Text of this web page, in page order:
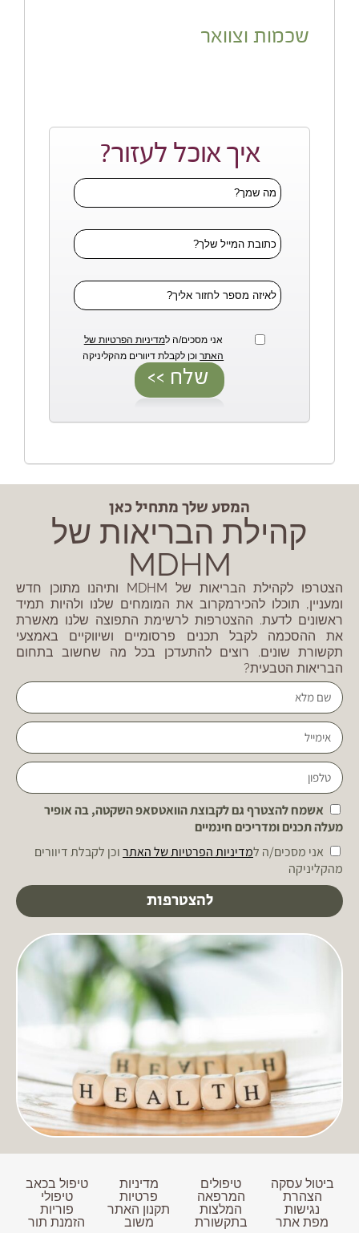
שכמות וצוואר
איך אוכל לעזור?
אני מסכים/ה למדיניות הפרטיות של
האתרוכן לקבלת דיוורים מהקליניקה
המסע שלך מתחיל כאן
קהילת הבריאות של
MDHM
הצטרפו לקהילת הבריאות של MDHM ותיהנו מתוכן חדש
ומעניין, תוכלו להכירמקרוב את המומחים שלנו ולהיות תמיד
ראשונים לדעת. ההצטרפות לרשימת התפוצה שלנו מאשרת
את ההסכמה לקבל תכנים פרסומיים ושיווקיים באמצעי
תקשורת שונים. רוצים להתעדכן בכל מה שחשוב בתחום
הבריאות הטבעית?
אשמח להצטרף גם לקבוצת הוואטסאפ השקטה, בה אופיר
מעלה תכנים ומדריכים חינמיים
אני מסכים/ה למדיניות הפרטיות של האתרוכן לקבלת דיוורים
מהקליניקה
להצטרפות
ביטול עסקה
הצהרת
נגישות
מפת אתר
טיפולים
המרפאה
המלצות
בתקשורת
מדיניות
פרטיות
תקנון האתר
משוב
טיפול בכאב
טיפולי
פוריות
הזמנת תור